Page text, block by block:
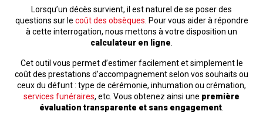
Lorsqu’un décès survient, il est naturel de se poser des
questions sur le coût des obsèques . Pour vous aider à répondre
à cette interrogation, nous mettons à votre disposition un
calculateur en ligne
Cet outil vous permet d’estimer facilement et simplement le
coût des prestations d’accompagnement selon vos souhaits ou
ceux du défunt : type de cérémonie, inhumation ou crémation,
services funéraires, etc. Vous obtenez ainsi une première
évaluation transparente et sans engagement